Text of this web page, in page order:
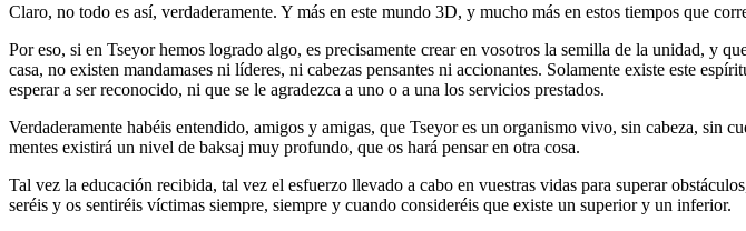
Claro, no todo es así, verdaderamente. Y más en este mundo 3D, y mucho más en estos tiempos que
Por eso, si en Tseyor hemos logrado algo, es precisamente crear en vosotros la semilla de la unidad, y
casa, no existen mandamases ni líderes, ni cabezas pensantes ni accionantes. Solamente existe este
esperar a ser reconocido, ni que se le agradezca a uno o a una los servicios prestados.
Verdaderamente habéis entendido, amigos y amigas, que Tseyor es un organismo vivo, sin cabeza,
mentes existirá un nivel de baksaj muy profundo, que os hará pensar en otra cosa.
Tal vez la educación recibida, tal vez el esfuerzo llevado a cabo en vuestras vidas para superar
seréis y os sentiréis víctimas siempre, siempre y cuando consideréis que existe un superior y un inferior.